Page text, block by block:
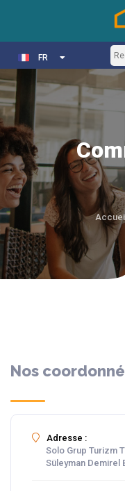
FR
Accueil
Nos
Adresse :
Solo Grup Turizm
Süleyman Demirel